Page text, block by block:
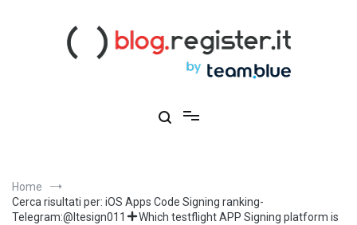
Home
Cerca risultati per: iOS Apps Code Signing ranking-
Telegram:@ltesign011
Which testflight APP Signing platform is